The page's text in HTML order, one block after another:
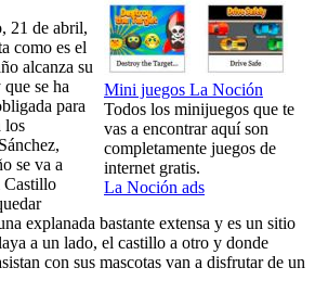
Mini juegos La Noción
Todos los minijuegos que te
vas a encontrar aquí son
completamente juegos de
internet gratis.
La Noción ads
21 de abril,
como es el
alcanza su
se ha
para
los
se va a
Castillo
explanada bastante extensa y es un sitio
a un lado, el castillo a otro y donde
con sus mascotas van a disfrutar de un